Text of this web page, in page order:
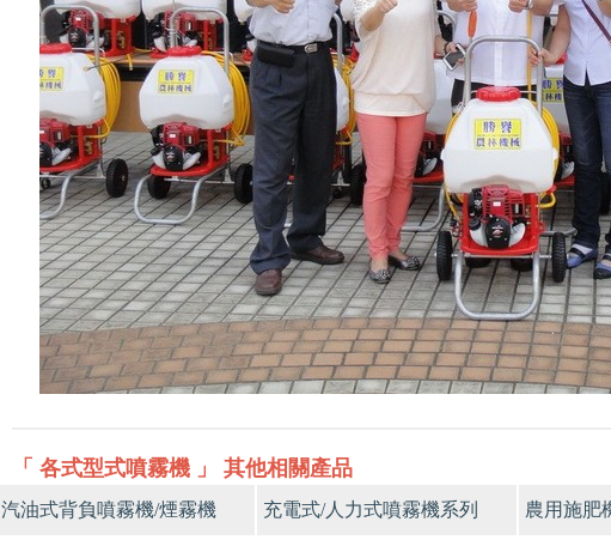
「 各式型式噴霧機 」 其他相關產品
汽油式背負噴霧機/煙霧機 充電式/人力式噴霧機系列 農用施肥